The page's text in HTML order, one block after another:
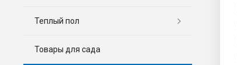
Теплый пол
Товары для сада